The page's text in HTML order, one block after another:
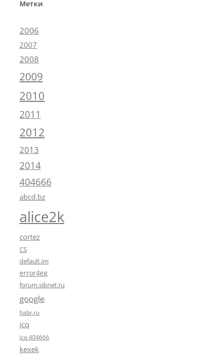
Метки
2006
2007
2008
2009
2010
2011
2012
2013
2014
404666
abcd.bz
alice2k
cortez
CS
default.im
error4eg
forum.sibnet.ru
google
habr.ru
icq
icq 404666
kexek